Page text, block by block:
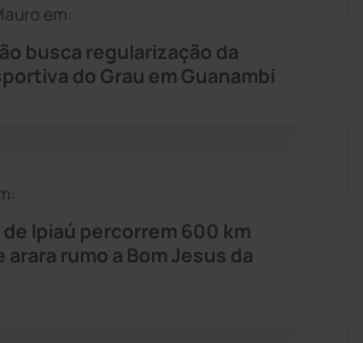
(50)
em:
busca regularização da
do Grau em Guanambi
Ipiaú percorrem 600 km
arara rumo a Bom Jesus da